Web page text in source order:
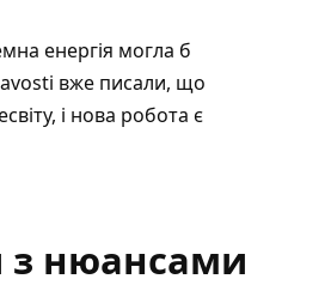
енергія могла б
вже писали, що
, і нова робота є
з нюансами